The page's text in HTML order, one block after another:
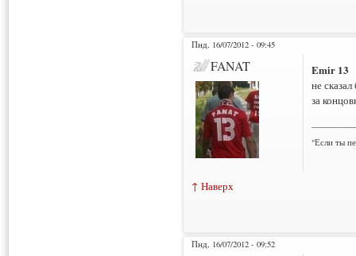
Пнд, 16/07/2012 - 09:45
FANAT Emir 13
не
за
"Если ты
↑ Наверх
Пнд, 16/07/2012 - 09:52